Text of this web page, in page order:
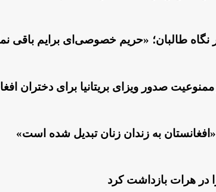
طالبان؛ «حریم خصوصی‌ای برایم باقی
صدور ویزای بریتانیا برای دختران
به زندان زنان تبدیل شده است»